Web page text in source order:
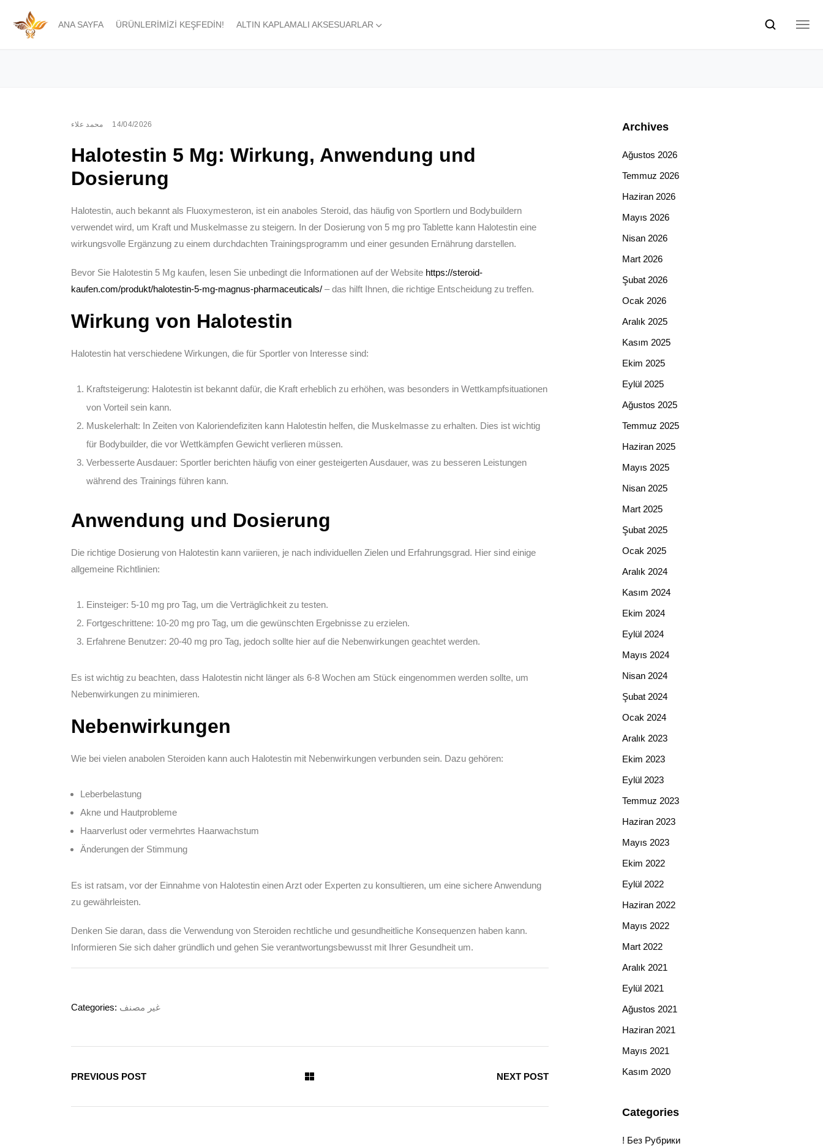
ANA SAYFA ÜRÜNLERIMIZI KEŞFEDIN! ALTIN KAPLAMALI AKSESUARLAR
محمد علاء 14/04/2026
Halotestin 5 Mg: Wirkung, Anwendung und
Dosierung
Halotestin, auch bekannt als Fluoxymesteron, ist ein anaboles Steroid, das häufig von Sportlern und Bodybuildern
verwendet wird, um Kraft und Muskelmasse zu steigern. In der Dosierung von 5 mg pro Tablette kann Halotestin eine
wirkungsvolle Ergänzung zu einem durchdachten Trainingsprogramm und einer gesunden Ernährung darstellen.
Bevor Sie Halotestin 5 Mg kaufen, lesen Sie unbedingt die Informationen auf der Website https://steroid-
kaufen.com/produkt/halotestin-5-mg-magnus-pharmaceuticals/ – das hilft Ihnen, die richtige Entscheidung zu treffen.
Wirkung von Halotestin
Halotestin hat verschiedene Wirkungen, die für Sportler von Interesse sind:
Kraftsteigerung: Halotestin ist bekannt dafür, die Kraft erheblich zu erhöhen, was besonders in Wettkampfsituationen
von Vorteil sein kann.
Muskelerhalt: In Zeiten von Kaloriendefiziten kann Halotestin helfen, die Muskelmasse zu erhalten. Dies ist wichtig
für Bodybuilder, die vor Wettkämpfen Gewicht verlieren müssen.
Verbesserte Ausdauer: Sportler berichten häufig von einer gesteigerten Ausdauer, was zu besseren Leistungen
während des Trainings führen kann.
Anwendung und Dosierung
Die richtige Dosierung von Halotestin kann variieren, je nach individuellen Zielen und Erfahrungsgrad. Hier sind einige
allgemeine Richtlinien:
Einsteiger: 5-10 mg pro Tag, um die Verträglichkeit zu testen.
Fortgeschrittene: 10-20 mg pro Tag, um die gewünschten Ergebnisse zu erzielen.
Erfahrene Benutzer: 20-40 mg pro Tag, jedoch sollte hier auf die Nebenwirkungen geachtet werden.
Es ist wichtig zu beachten, dass Halotestin nicht länger als 6-8 Wochen am Stück eingenommen werden sollte, um
Nebenwirkungen zu minimieren.
Nebenwirkungen
Wie bei vielen anabolen Steroiden kann auch Halotestin mit Nebenwirkungen verbunden sein. Dazu gehören:
Leberbelastung
Akne und Hautprobleme
Haarverlust oder vermehrtes Haarwachstum
Änderungen der Stimmung
Es ist ratsam, vor der Einnahme von Halotestin einen Arzt oder Experten zu konsultieren, um eine sichere Anwendung
zu gewährleisten.
Denken Sie daran, dass die Verwendung von Steroiden rechtliche und gesundheitliche Konsequenzen haben kann.
Informieren Sie sich daher gründlich und gehen Sie verantwortungsbewusst mit Ihrer Gesundheit um.
Categories: غير مصنف
PREVIOUS POST NEXT POST
Archives
Ağustos 2026
Temmuz 2026
Haziran 2026
Mayıs 2026
Nisan 2026
Mart 2026
Şubat 2026
Ocak 2026
Aralık 2025
Kasım 2025
Ekim 2025
Eylül 2025
Ağustos 2025
Temmuz 2025
Haziran 2025
Mayıs 2025
Nisan 2025
Mart 2025
Şubat 2025
Ocak 2025
Aralık 2024
Kasım 2024
Ekim 2024
Eylül 2024
Mayıs 2024
Nisan 2024
Şubat 2024
Ocak 2024
Aralık 2023
Ekim 2023
Eylül 2023
Temmuz 2023
Haziran 2023
Mayıs 2023
Ekim 2022
Eylül 2022
Haziran 2022
Mayıs 2022
Mart 2022
Aralık 2021
Eylül 2021
Ağustos 2021
Haziran 2021
Mayıs 2021
Kasım 2020
Categories
! Без Рубрики